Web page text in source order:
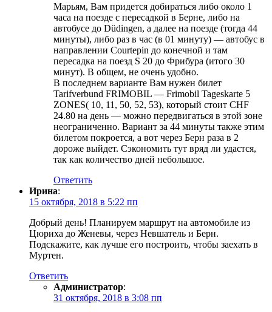
Марьям, Вам придется добираться либо около 1
часа на поезде с пересадкой в Берне, либо на
автобусе до Düdingen, а далее на поезде (тогда 44
минуты), либо раз в час (в 01 минуту) — автобус в
направлении Courtepin до конечной и там
пересадка на поезд S 20 до Фрибура (итого 30
минут). В общем, не очень удобно.
В последнем варианте Вам нужен билет
Tarifverbund FRIMOBIL — Frimobil Tageskarte 5
ZONES( 10, 11, 50, 52, 53), который стоит CHF
24.80 на день — можно передвигаться в этой зоне
неограниченно. Вариант за 44 минуты также этим
билетом покроется, а вот через Берн раза в 2
дороже выйдет. Сэкономить тут вряд ли удастся,
так как количество дней небольшое.
Ответить
Ирина:
15 октября, 2018 в 5:22 пп
Добрый день! Планируем маршрут на автомобиле из
Цюриха до Женевы, через Невшатель и Берн.
Подскажите, как лучше его построить, чтобы заехать в
Муртен.
Ответить
Администратор:
31 октября, 2018 в 3:08 пп